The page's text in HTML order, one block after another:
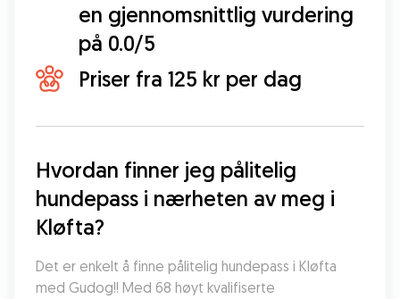
en gjennomsnittlig vurdering
på 0.0/5
Priser fra 125 kr per dag
Hvordan finner jeg pålitelig
hundepass i nærheten av meg i
Kløfta?
Det er enkelt å finne pålitelig hundepass i Kløfta
med Gudog!! Med 68 høyt kvalifiserte